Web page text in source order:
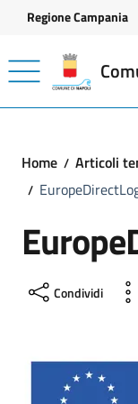
Vai ai contenuti
Vai al footer
Regione Campania
Home Articoli
Condividi